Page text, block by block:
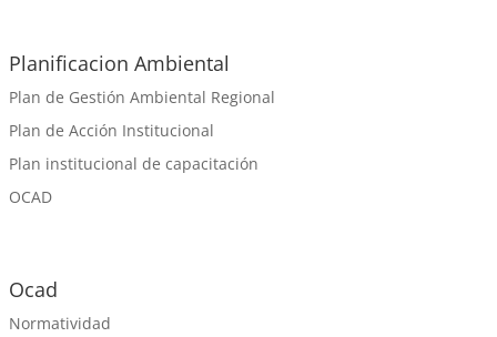
Planificacion Ambiental
Plan de Gestión Ambiental Regional
Plan de Acción Institucional
Plan institucional de capacitación
OCAD
Ocad
Normatividad